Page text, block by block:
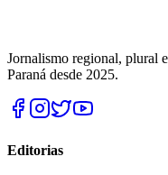
Jornalismo regional, plural
Paraná desde 2025.
Editorias